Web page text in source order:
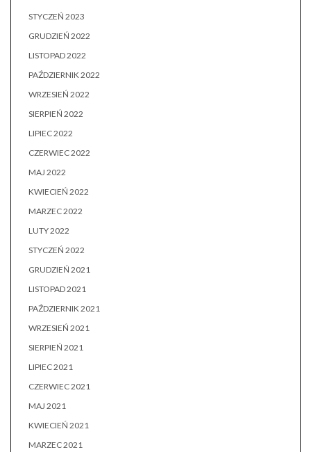
STYCZEŃ 2023
GRUDZIEŃ 2022
LISTOPAD 2022
PAŹDZIERNIK 2022
WRZESIEŃ 2022
SIERPIEŃ 2022
LIPIEC 2022
CZERWIEC 2022
MAJ 2022
KWIECIEŃ 2022
MARZEC 2022
LUTY 2022
STYCZEŃ 2022
GRUDZIEŃ 2021
LISTOPAD 2021
PAŹDZIERNIK 2021
WRZESIEŃ 2021
SIERPIEŃ 2021
LIPIEC 2021
CZERWIEC 2021
MAJ 2021
KWIECIEŃ 2021
MARZEC 2021